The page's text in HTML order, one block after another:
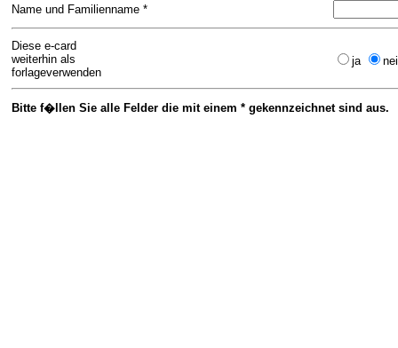
Name und Familienname *
Diese e-card
weiterhin als
forlageverwenden
ja
Bitte f�llen Sie alle Felder die mit einem * gekennzeichnet sind aus.